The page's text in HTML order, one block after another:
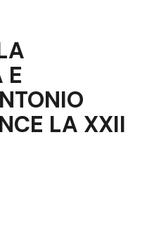
E
LA XXII